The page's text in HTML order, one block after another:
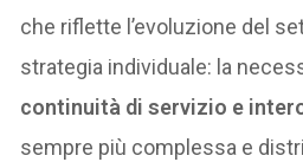
che riflette l’evoluzione del
strategia individuale: la
continuità di servizio e
sempre più complessa e